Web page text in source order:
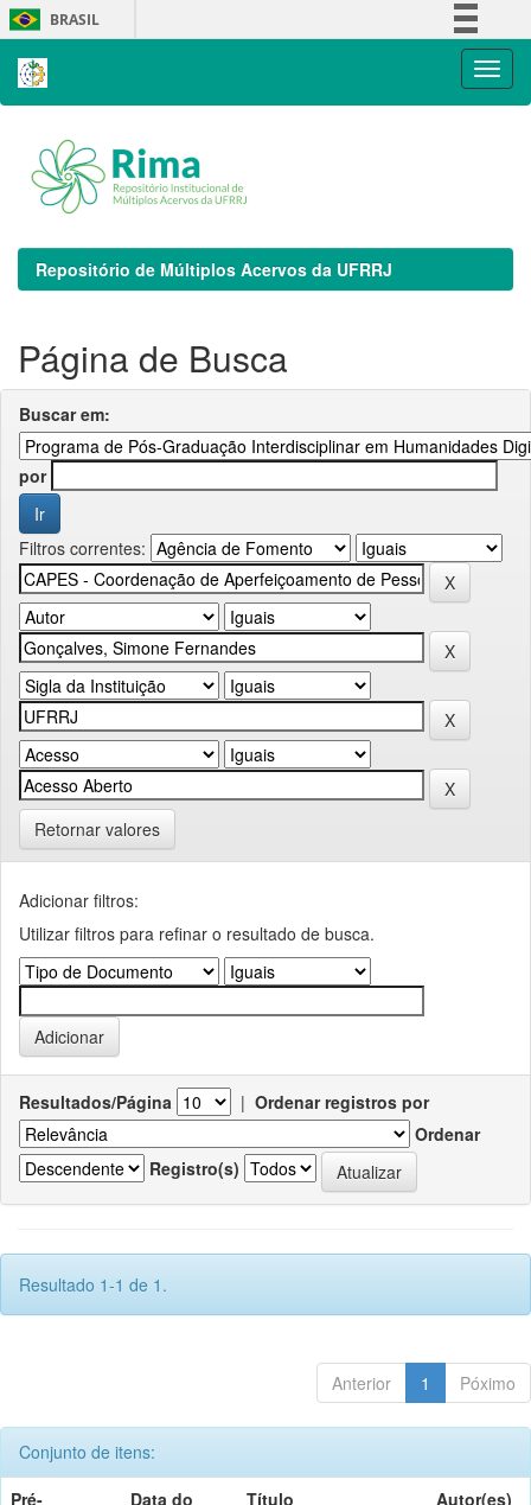
Skip
navigation
BRASIL
Repositório de Múltiplos Acervos da UFRRJ
Página de Busca
Buscar em:
por
Filtros correntes:
Retornar valores
Adicionar filtros:
Utilizar filtros para refinar o resultado de busca.
Resultados/Página | Ordenar registros por
Ordenar
Registro(s)
Resultado 1-1 de 1.
Anterior 1 Póximo
Conjunto de itens:
Pré-
Data do
Título Autor(es)